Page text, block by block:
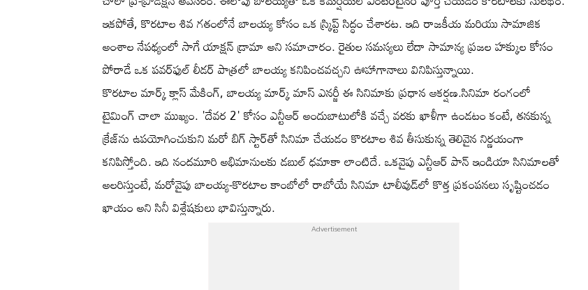
ఇకపోతే, కొరటాల శివ గతంలోనే బాలయ్య కోసం ఒక స్క్రిప్ట్ సిద్ధం చేశారట. ఇది రాజకీయ మరియు సామాజిక
అంశాల నేపథ్యంలో సాగే యాక్షన్ డ్రామా అని సమాచారం. రైతుల సమస్యలు లేదా సామాన్య ప్రజల హక్కుల కోసం
పోరాడే ఒక పవర్‌ఫుల్ లీడర్ పాత్రలో బాలయ్య కనిపించవచ్చని ఊహాగానాలు వినిపిస్తున్నాయి.
కొరటాల మార్క్ క్లాస్ మేకింగ్, బాలయ్య మార్క్ మాస్ ఎనర్జీ ఈ సినిమాకు ప్రధాన ఆకర్షణ.సినిమా రంగంలో
టైమింగ్ చాలా ముఖ్యం. 'దేవర 2' కోసం ఎన్టీఆర్ అందుబాటులోకి వచ్చే వరకు ఖాళీగా ఉండటం కంటే, తనకున్న
క్రేజ్‌ను ఉపయోగించుకుని మరో బిగ్ స్టార్‌తో సినిమా చేయడం కొరటాల శివ తీసుకున్న తెలివైన నిర్ణయంగా
కనిపిస్తోంది. ఇది నందమూరి అభిమానులకు డబుల్ ధమాకా లాంటిదే. ఒకవైపు ఎన్టీఆర్ పాన్ ఇండియా సినిమాలతో
అలరిస్తుంటే, మరోవైపు బాలయ్య-కొరటాల కాంబోలో రాబోయే సినిమా టాలీవుడ్‌లో కొత్త ప్రకంపనలు సృష్టించడం
ఖాయం అని సినీ విశ్లేషకులు భావిస్తున్నారు.